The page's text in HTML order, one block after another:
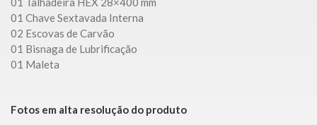
01 Chave Sextavada Interna
02 Escovas de Carvão
01 Bisnaga de Lubrificação
01 Maleta
Fotos em alta resolução do produto